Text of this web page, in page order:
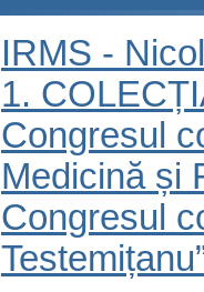
IRMS -
1.
Congresul
Medicină și
Congresul